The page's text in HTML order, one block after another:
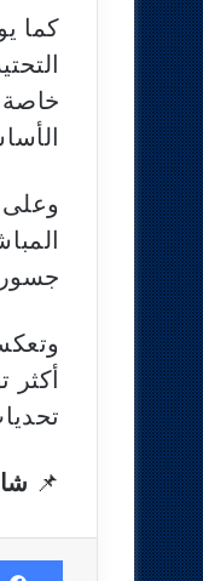
كما
خاصة
وعلى
جسور
أكثر
📌